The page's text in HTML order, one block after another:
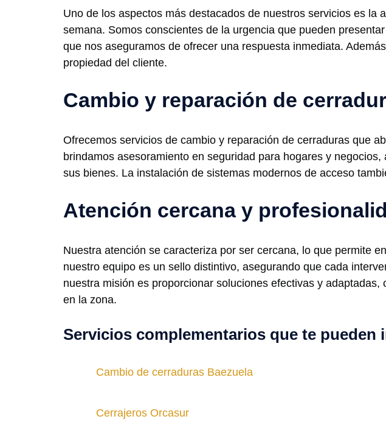
Uno de los aspectos más destacados de nuestros servicios es
semana. Somos conscientes de la urgencia que pueden
que nos aseguramos de ofrecer una respuesta inmediata.
propiedad del cliente.
Cambio y reparación de
Ofrecemos servicios de cambio y reparación de cerraduras que
brindamos asesoramiento en seguridad para hogares y
sus bienes. La instalación de sistemas modernos de acceso
Atención cercana y
Nuestra atención se caracteriza por ser cercana, lo que permite
nuestro equipo es un sello distintivo, asegurando que cada
nuestra misión es proporcionar soluciones efectivas y
en la zona.
Servicios complementarios que te pueden
Cambio de cerraduras Baezuela
Cerrajeros Orcasur